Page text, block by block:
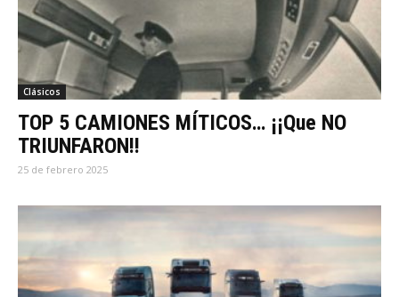
Clásicos
TOP 5 CAMIONES MÍTICOS… ¡¡Que NO
TRIUNFARON!!
25 de febrero 2025